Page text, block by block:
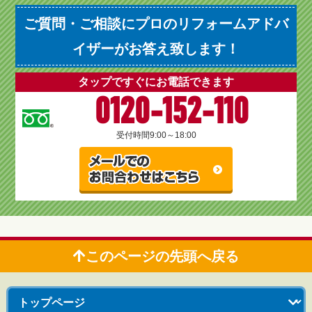
ご質問・ご相談にプロのリフォームアドバ
イザーがお答え致します！
タップですぐにお電話できます
0120-152-110
受付時間9:00～18:00
このページの先頭へ戻る